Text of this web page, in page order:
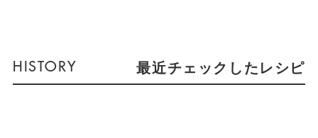
最近チェックしたレシピ